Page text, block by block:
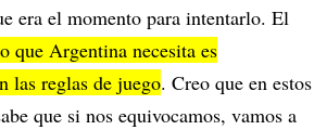
era el momento para intentarlo. El
que Argentina necesita es
las reglas de juego. Creo que en estos
que si nos equivocamos, vamos a